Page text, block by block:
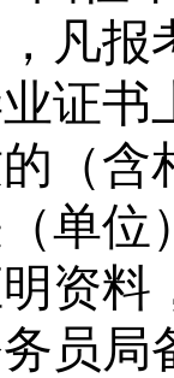
凡报
证书
（含
单
资料
员局